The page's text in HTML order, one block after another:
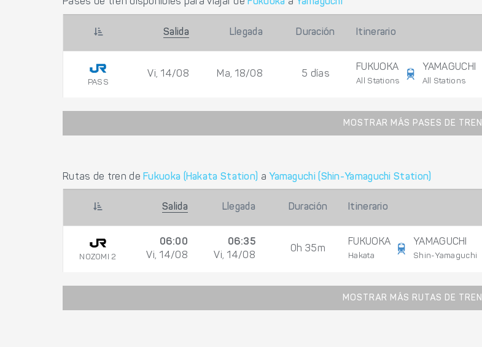
Salida Llegada Duración Itinerario
PASS
Vi, 14/08 Ma, 18/08 5 días
FUKUOKA
All Stations
YAMAGUCHI
All Stations
MOSTRAR MÁS PASES DE TREN
Rutas de tren de Fukuoka (Hakata Station) a Yamaguchi (Shin-Yamaguchi Station)
Salida Llegada Duración Itinerario
NOZOMI 2
06:00
Vi, 14/08
06:35
Vi, 14/08
0h 35m
FUKUOKA
Hakata
YAMAGUCHI
Shin-Yamaguchi
MOSTRAR MÁS RUTAS DE TREN